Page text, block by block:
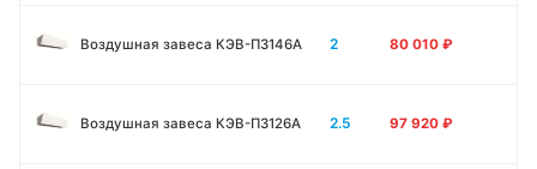
Воздушная завеса КЭВ-П3146A 2 80 010 ₽
Воздушная завеса КЭВ-П3126A 2.5 97 920 ₽